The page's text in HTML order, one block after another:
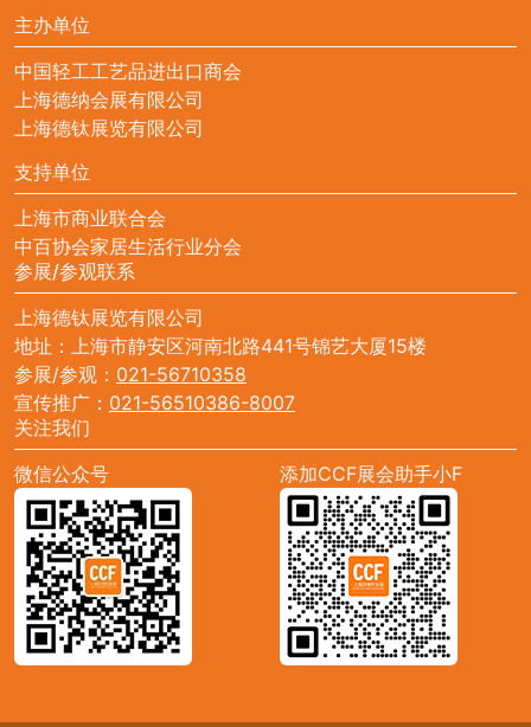
主办单位
中国轻工工艺品进出口商会
上海德纳会展有限公司
上海德钛展览有限公司
支持单位
上海市商业联合会
中百协会家居生活行业分会
参展/参观联系
上海德钛展览有限公司
地址：上海市静安区河南北路441号锦艺大厦15楼
参展/参观： 021-56710358
宣传推广： 021-56510386-8007
关注我们
微信公众号
添加CCF展会助手小F